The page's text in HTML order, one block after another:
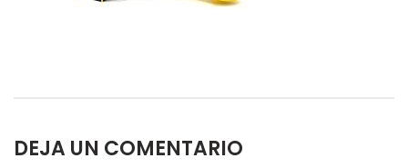
DEJA UN COMENTARIO